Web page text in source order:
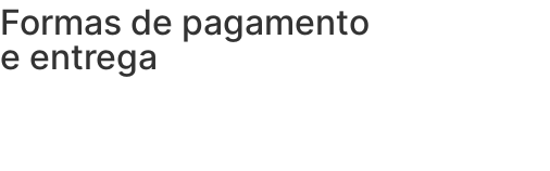
Formas de pagamento
e entrega